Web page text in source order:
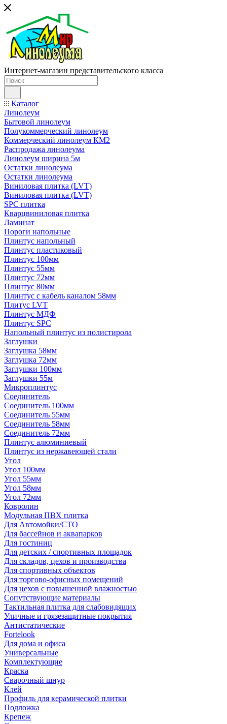
Интернет-магазин представительского класса
Каталог
Линолеум
Бытовой линолеум
Полукоммерческий линолеум
Коммерческий линолеум КМ2
Распродажа линолеума
Линолеум ширина 5м
Остатки линолеума
Остатки линолеума
Виниловая плитка (LVT)
Виниловая плитка (LVT)
SPC плитка
Кварцвиниловая плитка
Ламинат
Пороги напольные
Плинтус напольный
Плинтус пластиковый
Плинтус 100мм
Плинтус 55мм
Плинтус 72мм
Плинтус 80мм
Плинтус с кабель каналом 58мм
Плитус LVT
Плинтус МДФ
Плинтус SPC
Напольный плинтус из полистирола
Заглушки
Заглушка 58мм
Заглушка 72мм
Заглушки 100мм
Заглушки 55м
Микроплинтус
Соединитель
Соединитель 100мм
Соединитель 55мм
Соединитель 58мм
Соединитель 72мм
Плинтус алюминиевый
Плинтус из нержавеющей стали
Угол
Угол 100мм
Угол 55мм
Угол 58мм
Угол 72мм
Ковролин
Модульная ПВХ плитка
Для Автомойки/СТО
Для бассейнов и аквапарков
Для гостиниц
Для детских / спортивных площадок
Для складов, цехов и производства
Для спортивных объектов
Для торгово-офисных помещений
Для цехов с повышенной влажностью
Сопутствующие материалы
Тактильная плитка для слабовидящих
Уличные и грязезащитные покрытия
Антистатические
Fortelook
Для дома и офиса
Универсальные
Комплектующие
Краска
Сварочный шнур
Клей
Профиль для керамической плитки
Подложка
Крепеж